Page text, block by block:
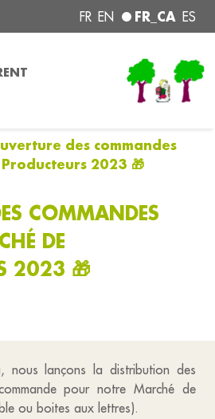
FR EN FR_CA ES
des commandes
2023 🎁
COMMANDES
DE
2023 🎁
nous lançons la distribution des
pour notre Marché de
ou boites aux lettres).